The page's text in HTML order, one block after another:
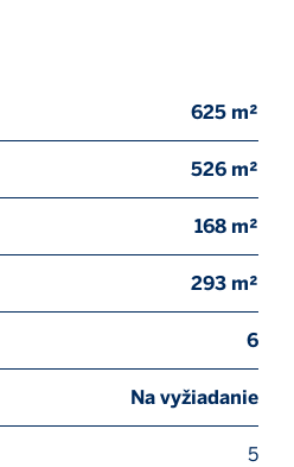
625 m²
526 m²
168 m²
293 m²
6
Na vyžiadanie
5